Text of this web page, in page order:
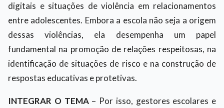
digitais e situações de violência em relacionamentos
entre adolescentes. Embora a escola não seja a origem
dessas violências, ela desempenha um papel
fundamental na promoção de relações respeitosas, na
identificação de situações de risco e na construção de
respostas educativas e protetivas.
INTEGRAR O TEMA– Por isso, gestores escolares e